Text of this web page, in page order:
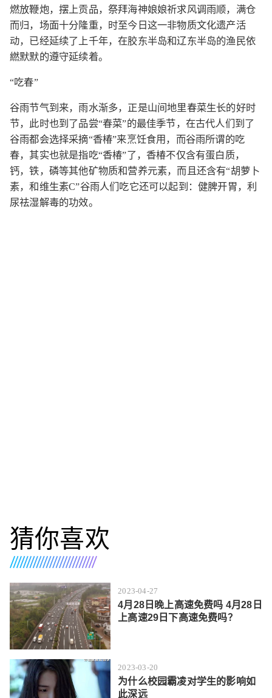
燃放鞭炮，摆上贡品，祭拜海神娘娘祈求风调雨顺，满仓
而归，场面十分隆重，时至今日这一非物质文化遗产活
动，已经延续了上千年，在胶东半岛和辽东半岛的渔民依
繎默默的遵守延续着。
“吃春”
谷雨节气到来，雨水渐多，正是山间地里春菜生长的好时
节，此时也到了品尝“春菜”的最佳季节，在古代人们到了
谷雨都会选择采摘“香椿”来烹饪食用，而谷雨所谓的吃
春，其实也就是指吃“香椿”了，香椿不仅含有蛋白质，
钙，铁，磷等其他矿物质和营养元素，而且还含有“胡萝卜
素，和维生素C”谷雨人们吃它还可以起到：健脾开胃，利
尿祛湿解毒的功效。
猜你喜欢
2023-04-27
4月28日晚上高速免费吗 4月28日
上高速29日下高速免费吗？
2023-03-20
为什么校园霸凌对学生的影响如
此深远